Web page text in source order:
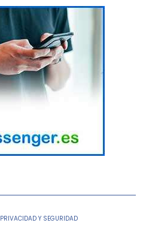
PRIVACIDAD Y SEGURIDAD